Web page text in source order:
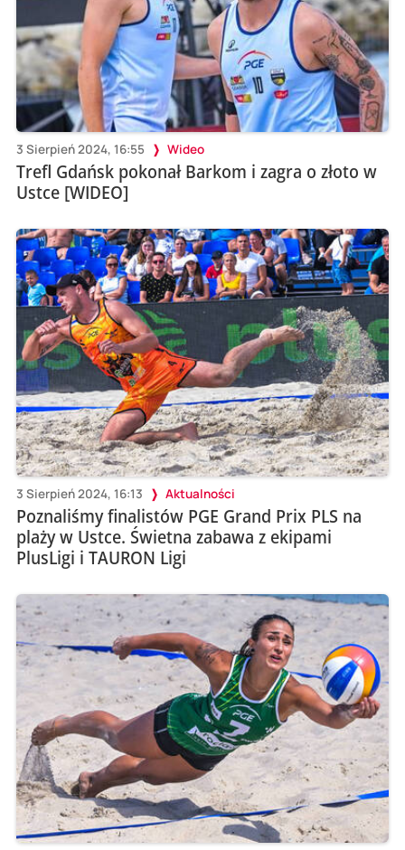
3 Sierpień 2024, 16:55 Wideo
Trefl Gdańsk pokonał Barkom i zagra o złoto w
Ustce [WIDEO]
3 Sierpień 2024, 16:13 Aktualności
Poznaliśmy finalistów PGE Grand Prix PLS na
plaży w Ustce. Świetna zabawa z ekipami
PlusLigi i TAURON Ligi